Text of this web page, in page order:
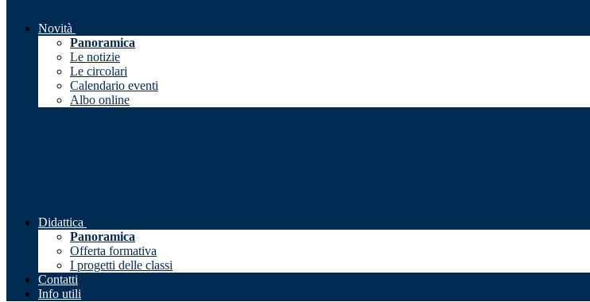
Novità
Panoramica
Le notizie
Le circolari
Calendario eventi
Albo online
Didattica
Panoramica
Offerta formativa
I progetti delle classi
Contatti
Info utili